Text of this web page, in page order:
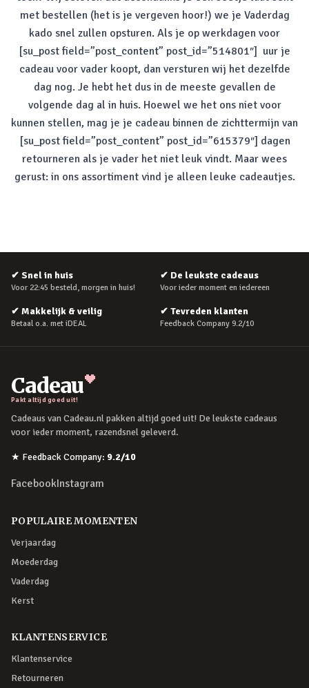
met bestellen (het is je vergeven hoor!) we je Vaderdag
kado snel zullen opsturen. Als je op werkdagen voor
[su_post field=”post_content” post_id=”514801″] uur je
cadeau voor vader koopt, dan versturen wij het dezelfde
dag nog. Je hebt het dus in de meeste gevallen de
volgende dag al in huis. Hoewel we het ons niet voor
kunnen stellen, mag je je cadeau binnen de zichttermijn van
[su_post field=”post_content” post_id=”615379″] dagen
retourneren als je vader het niet leuk vindt. Maar wees
gerust: in ons assortiment vind je alleen leuke cadeautjes.
✔ Snel in huis
Voor 22:45 besteld, morgen in huis!
✔ De leukste cadeaus
Voor ieder moment en iedereen
✔ Makkelijk & veilig
Betaal o.a. met iDEAL
✔ Tevreden klanten
Feedback Company 9.2/10
Cadeau
Pakt altijd goed uit!
Cadeaus van Cadeau.nl pakken altijd goed uit! De leukste cadeaus
voor ieder moment, razendsnel geleverd.
★ Feedback Company: 9.2/10
FacebookInstagram
POPULAIRE MOMENTEN
Verjaardag
Moederdag
Vaderdag
Kerst
KLANTENSERVICE
Klantenservice
Retourneren